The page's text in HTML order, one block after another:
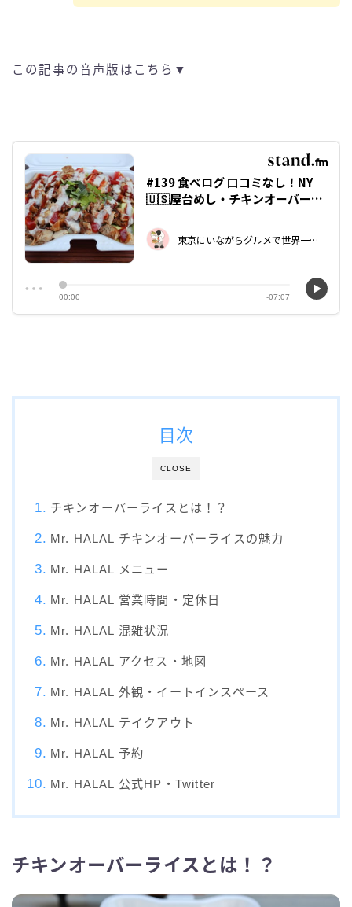
この記事の音声版はこちら▼
CLOSE
目次
チキンオーバーライスとは！？
Mr. HALAL チキンオーバーライスの魅力
Mr. HALAL メニュー
Mr. HALAL 営業時間・定休日
Mr. HALAL 混雑状況
Mr. HALAL アクセス・地図
Mr. HALAL 外観・イートインスペース
Mr. HALAL テイクアウト
Mr. HALAL 予約
Mr. HALAL 公式HP・Twitter
チキンオーバーライスとは！？